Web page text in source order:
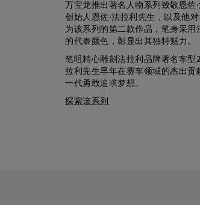
万宝龙推出著名人物系列致敬恩
创始人恩佐·法拉利先生，以及他
为该系列的第二款作品，笔身采
的代表颜色，彰显出其独特魅力。
笔咀精心雕刻法拉利品牌著名车
拉利先生早年在赛车领域的杰出贡
一代勇敢追求梦想。
探索该系列